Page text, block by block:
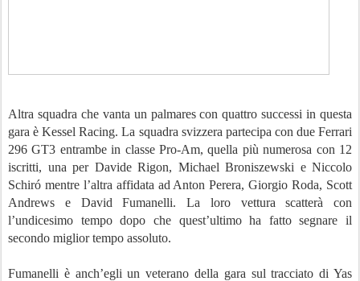
Altra squadra che vanta un palmares con quattro successi in questa
gara è Kessel Racing. La squadra svizzera partecipa con due Ferrari
296 GT3 entrambe in classe Pro-Am, quella più numerosa con 12
iscritti, una per Davide Rigon, Michael Broniszewski e Niccolo
Schiró mentre l’altra affidata ad Anton Perera, Giorgio Roda, Scott
Andrews e David Fumanelli. La loro vettura scatterà con
l’undicesimo tempo dopo che quest’ultimo ha fatto segnare il
secondo miglior tempo assoluto.
Fumanelli è anch’egli un veterano della gara sul tracciato di Yas